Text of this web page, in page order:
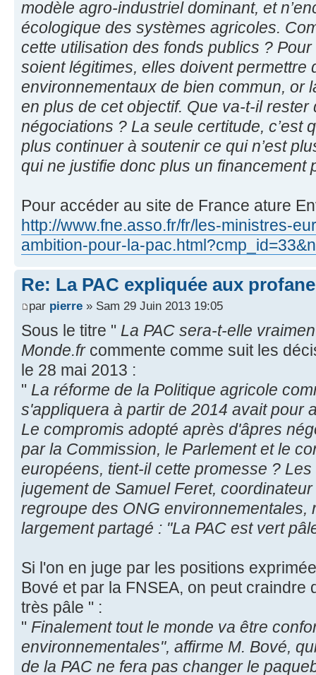
modèle agro-industriel dominant, et
écologique des systèmes agricoles.
cette utilisation des fonds publics ?
soient légitimes, elles doivent
environnementaux de bien commun, or
en plus de cet objectif. Que va-t-il rester
négociations ? La seule certitude, c’est
plus continuer à soutenir ce qui n’est
qui ne justifie donc plus un financement
Pour accéder au site de France ature
http://www.fne.asso.fr/fr/les-ministres-
ambition-pour-la-
Re: La PAC expliquée aux
par pierre » Sam 29 Juin 2013 19:05
Sous le titre " La PAC sera-t-elle
Monde.frcommente comme suit les
le 28 mai 2013 :
" La réforme de la Politique agricole
s'appliquera à partir de 2014 avait pour
Le compromis adopté après d'âpres
par la Commission, le Parlement et le
européens, tient-il cette promesse ?
jugement de Samuel Feret,
regroupe des ONG environnementales,
largement partagé : "La PAC est vert
Si l'on en juge par les positions
Bové et par la FNSEA, on peut craindre
très pâle " :
" Finalement tout le monde va être
environnementales", affirme M. Bové,
de la PAC ne fera pas changer le